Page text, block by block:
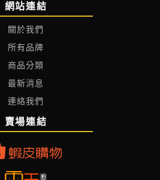
網站連結
關於我們
所有品牌
商品分類
最新消息
連絡我們
賣場連結